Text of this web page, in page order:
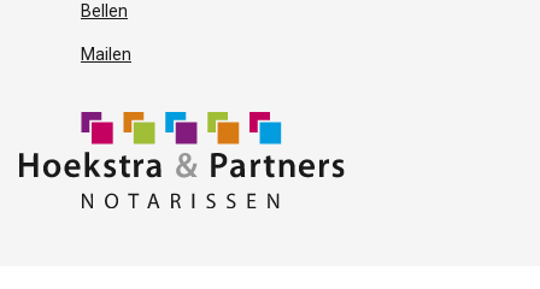
Bellen
Mailen